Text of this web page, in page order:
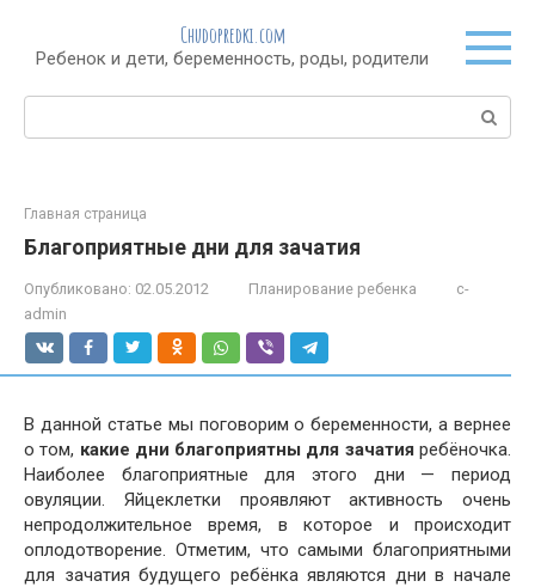
контенту
Chudopredki.com
Ребенок и дети, беременность, роды, родители
Поиск:
Главная страница
Благоприятные дни для зачатия
Опубликовано: 02.05.2012 Планирование ребенка
c-
admin
В данной статье мы поговорим о беременности, а вернее
о том, какие дни благоприятны для зачатияребёночка.
Наиболее благоприятные для этого дни — период
овуляции. Яйцеклетки проявляют активность очень
непродолжительное время, в которое и происходит
оплодотворение. Отметим, что самыми благоприятными
для зачатия будущего ребёнка являются дни в начале